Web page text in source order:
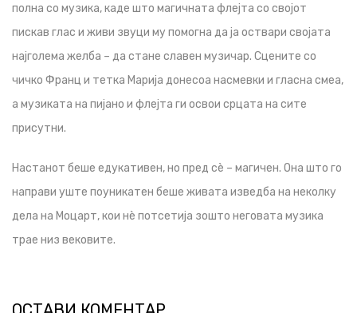
полна со музика, каде што магичната флејта со својот
пискав глас и живи звуци му помогна да ја оствари својата
најголема желба – да стане славен музичар. Сцените со
чичко Франц и тетка Марија донесоа насмевки и гласна смеа,
а музиката на пијано и флејта ги освои срцата на сите
присутни.
Настанот беше едукативен, но пред сè – магичен. Она што го
направи уште поуникатен беше живата изведба на неколку
дела на Моцарт, кои нè потсетија зошто неговата музика
трае низ вековите.